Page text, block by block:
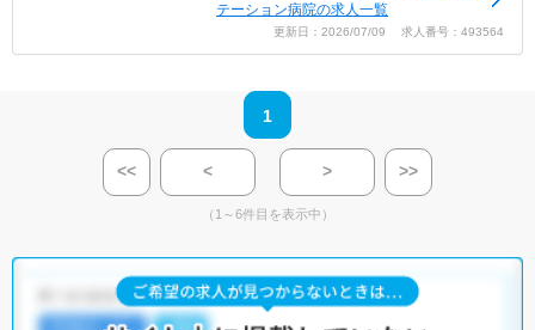
テーション病院の求人一覧
更新日：2026/07/09 求人番号：493564
1
<< < > >>
（1～6件目を表示中）